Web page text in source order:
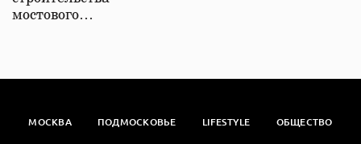
мостового…
МОСКВА ПОДМОСКОВЬЕ LIFESTYLE ОБЩЕСТВО